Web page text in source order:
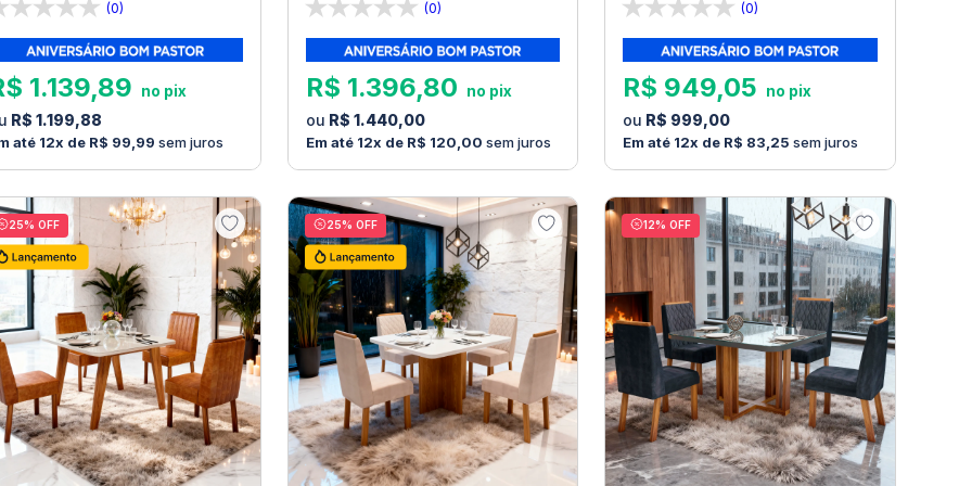
(0)
1.139,89
R$ 1.199,88
12 R$ 99 99 sem juros
(0)
R$ 1.396,80
R$ 1.440,00
12 R$ 120 00 sem juros
(0)
R$ 949,05
R$ 999,00
12 R$ 83 25 sem juros
25% OFF 25% OFF 12% OFF